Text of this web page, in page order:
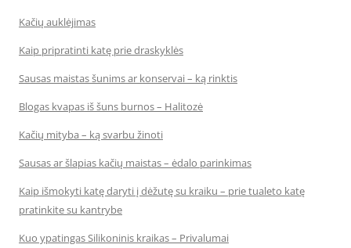
Kačių auklėjimas
Kaip pripratinti katę prie draskyklės
Sausas maistas šunims ar konservai – ką rinktis
Blogas kvapas iš šuns burnos – Halitozė
Kačių mityba – ką svarbu žinoti
Sausas ar šlapias kačių maistas – ėdalo parinkimas
Kaip išmokyti katę daryti į dėžutę su kraiku – prie tualeto katę
pratinkite su kantrybe
Kuo ypatingas Silikoninis kraikas – Privalumai